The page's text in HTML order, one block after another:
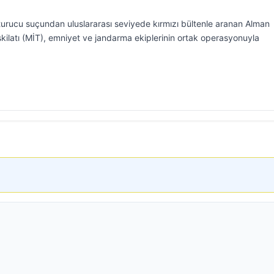
suçundan uluslararası seviyede kırmızı bültenle aranan Alman
(MİT), emniyet ve jandarma ekiplerinin ortak operasyonuyla